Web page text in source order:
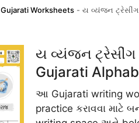
Gujarati Worksheets - ય વ્યંજન ટ્રેસીંગ
ય વ્યંજન ટ્રેસીંગ
Gujarati
આ Gujarati writing
practice કરાવવા માટે